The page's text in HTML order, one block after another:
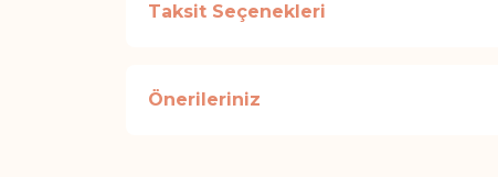
Taksit Seçenekleri
Önerileriniz